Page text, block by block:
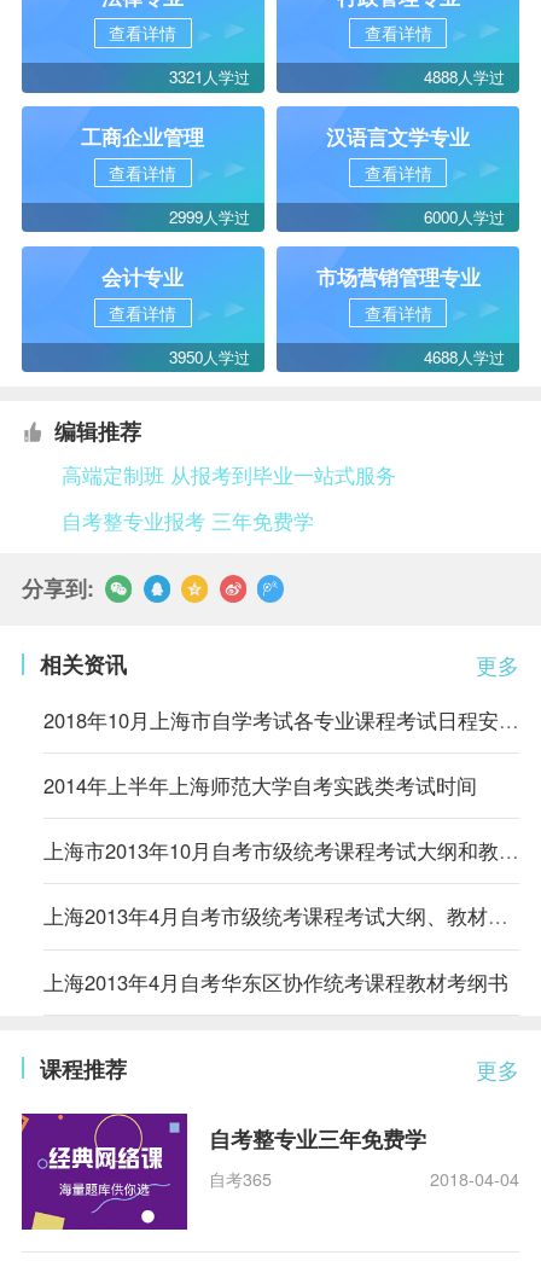
查看详情
3321人学过
查看详情
4888人学过
工商企业管理
查看详情
2999人学过
汉语言文学专业
查看详情
6000人学过
会计专业
查看详情
3950人学过
市场营销管理专业
查看详情
4688人学过
编辑推荐
高端定制班 从报考到毕业一站式服务
自考整专业报考 三年免费学
分享到:
更多
相关资讯
2018年10月上海市自学考试各专业课程考试日程安排表
2014年上半年上海师范大学自考实践类考试时间
上海市2013年10月自考市级统考课程考试大纲和教材书目
上海2013年4月自考市级统考课程考试大纲、教材书目
上海2013年4月自考华东区协作统考课程教材考纲书
更多
课程推荐
自考整专业三年免费学
自考365 2018-04-04